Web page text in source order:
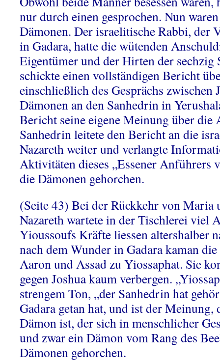
nur durch einen gesprochen. Nun
Dämonen. Der israelitische Rabbi, der
in Gadara, hatte die wütenden
Eigentümer und der Hirten der sechzig
schickte einen vollständigen Bericht
einschließlich des Gesprächs zwischen
Dämonen an den Sanhedrin in
Bericht seine eigene Meinung über die
Sanhedrin leitete den Bericht an die
Nazareth weiter und verlangte
Aktivitäten dieses „Essener Anführers
die Dämonen gehorchen.
(Seite 43) Bei der Rückkehr von Maria
Nazareth wartete in der Tischlerei viel
Yioussoufs Kräfte liessen altershalber
nach dem Wunder in Gadara kaman
Aaron und Assad zu Yiossaphat. Sie
gegen Joshua kaum verbergen.
strengem Ton, „der Sanhedrin hat
Gadara getan hat, und ist der Meinung,
Dämon ist, der sich in menschlicher
und zwar ein Dämon vom Rang des
Dämonen gehorchen.